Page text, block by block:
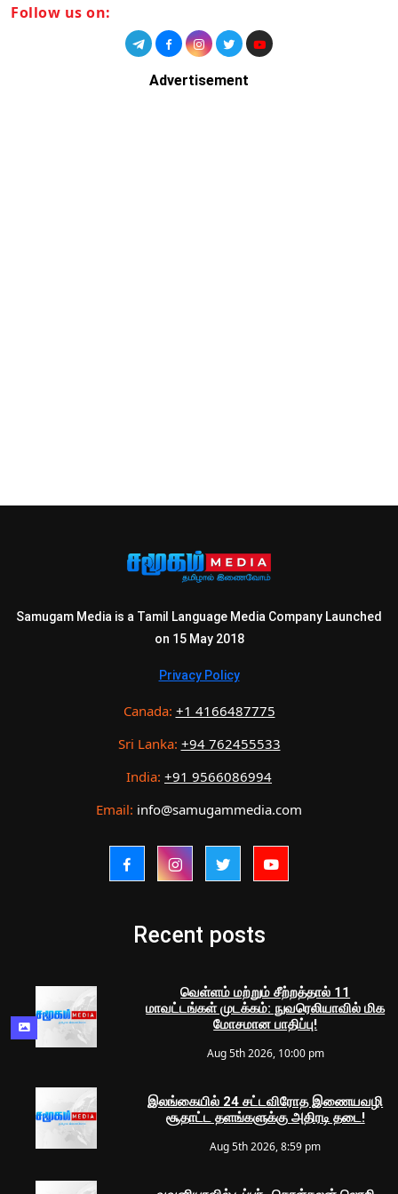
Follow us on:
Advertisement
Samugam Media is a Tamil Language Media Company Launched
on 15 May 2018
Privacy Policy
Canada: +1 4166487775
Sri Lanka: +94 762455533
India: +91 9566086994
Email: info@samugammedia.com
Recent posts
வெள்ளம் மற்றும் சீற்றத்தால் 11
மாவட்டங்கள் முடக்கம்: நுவரெலியாவில் மிக
மோசமான பாதிப்பு!
Aug 5th 2026, 10:00 pm
இலங்கையில் 24 சட்டவிரோத இணையவழி
சூதாட்ட தளங்களுக்கு அதிரடி தடை!
Aug 5th 2026, 8:59 pm